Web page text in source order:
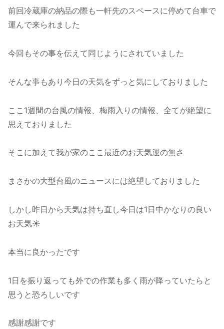
前回冷蔵庫の納品の際も一軒先のスペースに停めて台車で
運んで来られました
今回もその事を伝えて同じようにされていました
そんな事もあり今日の天気をずっと気にしておりました
ここ1週間の台風の情報、梅雨入りの情報、全てが絶望に
思えておりました
そこに加えて我が家のここ最近のお天気運の無さ
まさかの大型台風のニュースには絶望しておりました
しかし昨日から天気は持ち直し今日は1日中かなりの良い
お天気☀️
本当に良かったです
1日を振り返っても外での作業も多く雨が降っていたらと
思うと恐ろしいです
感謝感謝です